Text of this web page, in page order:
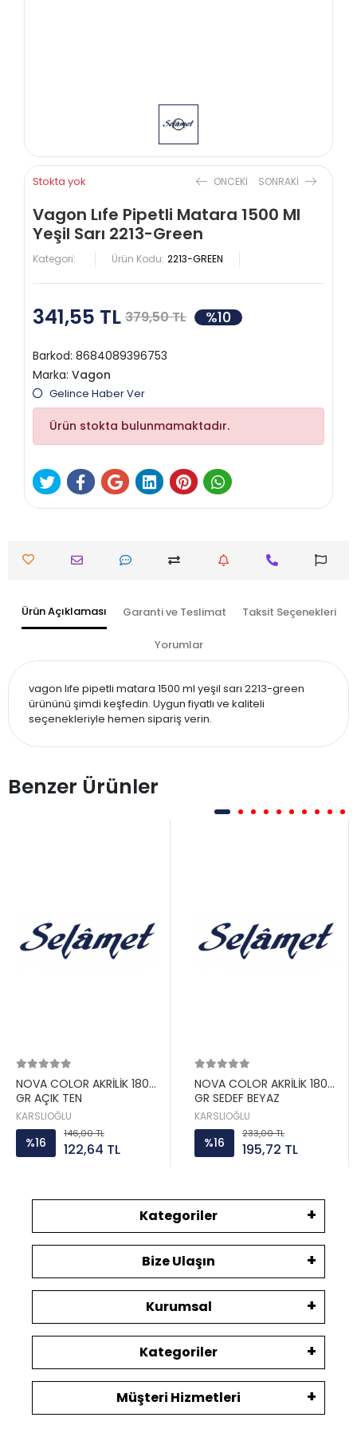
Stokta yok ONCEKI SONRAKI
Vagon Lıfe Pipetli Matara 1500 Ml
Yeşil Sarı 2213-Green
Kategori: Ürün Kodu: 2213-GREEN
341,55 TL 379,50 TL %10
Barkod: 8684089396753
Marka: Vagon
Gelince Haber Ver
Ürün stokta bulunmamaktadır.
Ürün Açıklaması Garanti ve Teslimat Taksit Seçenekleri
Yorumlar
vagon lıfe pipetli matara 1500 ml yeşil sarı 2213-green
ürününü şimdi keşfedin. Uygun fiyatlı ve kaliteli
seçenekleriyle hemen sipariş verin.
Benzer Ürünler
NOVA COLOR AKRİLİK 180
GR AÇIK TEN
KARSLIOĞLU
%16
146,00 TL
122,64 TL
NOVA COLOR AKRİLİK 180
GR SEDEF BEYAZ
KARSLIOĞLU
%16
233,00 TL
195,72 TL
Kategoriler
Bize Ulaşın
Kurumsal
Kategoriler
Müşteri Hizmetleri